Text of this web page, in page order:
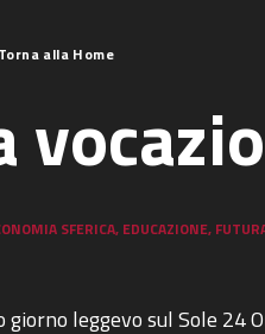
Torna alla Home
SFERICA, EDUCAZIONE,
giorno leggevo sul Sole 24